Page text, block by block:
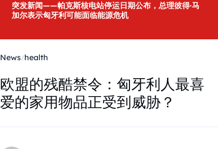
突发新闻——帕克斯核电站停运日期公布，总理彼得·马
加尔表示匈牙利可能面临能源危机
News health
欧盟的残酷禁令：匈牙利人最喜
爱的家用物品正受到威胁？